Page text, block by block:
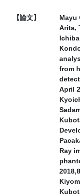
【論文】
Mayu
Arita,
from
April
Ray